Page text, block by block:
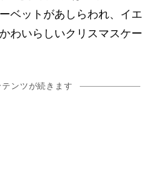
ベットがあしらわれ、イエ
わいらしいクリスマスケー
ンツが続きます